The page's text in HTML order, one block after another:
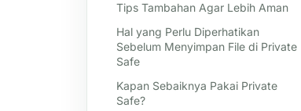
Tips Tambahan Agar Lebih Aman
Hal yang Perlu Diperhatikan
Sebelum Menyimpan File di Private
Safe
Kapan Sebaiknya Pakai Private
Safe?